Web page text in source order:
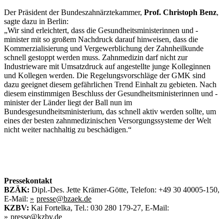
Der Präsident der Bundeszahnärztekammer, Prof. Christoph Benz,
sagte dazu in Berlin:
„Wir sind erleichtert, dass die Gesundheitsministerinnen und -
minister mit so großem Nachdruck darauf hinweisen, dass die
Kommerzialisierung und Vergewerblichung der Zahnheilkunde
schnell gestoppt werden muss. Zahnmedizin darf nicht zur
Industrieware mit Umsatzdruck auf angestellte junge Kolleginnen
und Kollegen werden. Die Regelungsvorschläge der GMK sind
dazu geeignet diesem gefährlichen Trend Einhalt zu gebieten. Nach
diesem einstimmigen Beschluss der Gesundheitsministerinnen und -
minister der Länder liegt der Ball nun im
Bundesgesundheitsministerium, das schnell aktiv werden sollte, um
eines der besten zahnmedizinischen Versorgungssysteme der Welt
nicht weiter nachhaltig zu beschädigen.“
Pressekontakt
BZÄK: Dipl.-Des. Jette Krämer-Götte, Telefon: +49 30 40005-150,
E-Mail:
presse@bzaek.de
KZBV: Kai Fortelka, Tel.: 030 280 179-27, E-Mail:
presse@kzbv.de